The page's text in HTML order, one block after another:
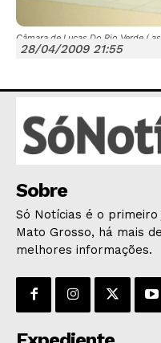
POLÍCIA
ESPORTES
ECONOMIA
OPINIÃO
Câmara de Lucas Do Rio Verde (
28/04/2009 21:55
Sobre
Só Notícias é o
Mato Grosso, há mais
melhores informações.